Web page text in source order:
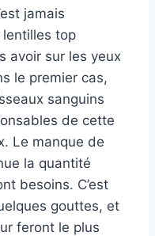
jamais
top
avoir sur les yeux
le premier cas,
sanguins
de cette
Le manque de
la quantité
besoins. C’est
gouttes, et
feront le plus